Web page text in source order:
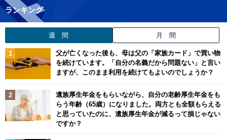
ランキング
週 間 月 間
父が亡くなった後も、母は父の「家族カード」で買い物
を続けています。「自分の名義だから問題ない」と言い
ますが、このまま利用を続けてもよいのでしょうか？
遺族厚生年金をもらいながら、自分の老齢厚生年金をも
らう年齢（65歳）になりました。両方とも全額もらえる
と思っていたのに、遺族厚生年金が減るって損じゃない
ですか？